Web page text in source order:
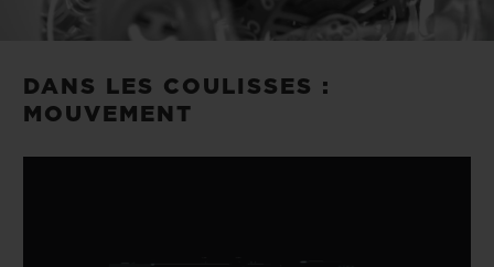
Video
DANS LES COULISSES :
MOUVEMENT